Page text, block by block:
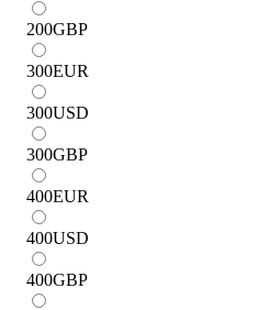
200GBP
300EUR
300USD
300GBP
400EUR
400USD
400GBP